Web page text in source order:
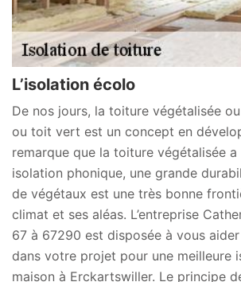
L’isolation écolo
De nos jours, la toiture végétalisée
ou toit vert est un concept en
remarque que la toiture végétalisée
isolation phonique, une grande
de végétaux est une très bonne
climat et ses aléas. L’entreprise
67 à 67290 est disposée à vous
dans votre projet pour une meilleure
maison à Erckartswiller. Le principe